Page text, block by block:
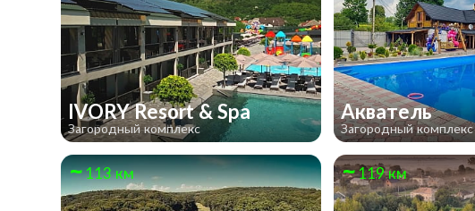
IVORY Resort & Spa
Загородный комплекс
Акватель
Загородный комплекс
113 км 119 км